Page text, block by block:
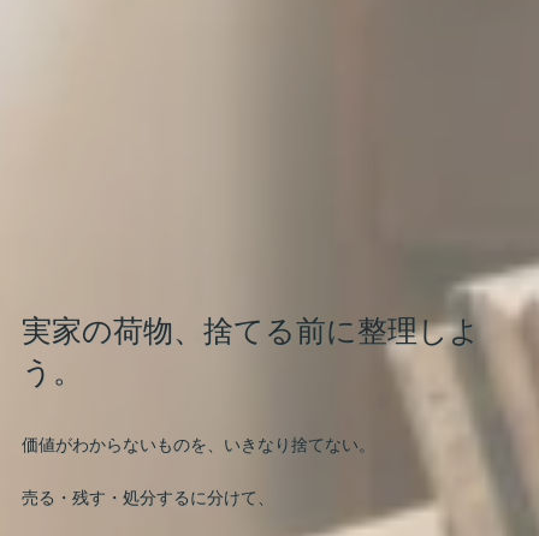
実家の荷物、捨てる前に整理しよ
う。
価値がわからないものを、いきなり捨てない。
売る・残す・処分するに分けて、